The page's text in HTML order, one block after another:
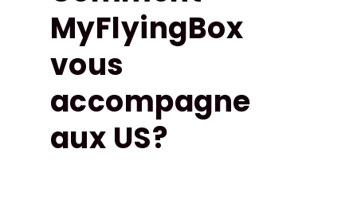
MyFlyingBox
vous
accompagne
aux US?